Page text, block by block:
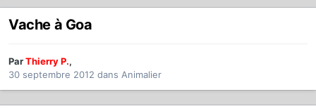
Vache à Goa
ParThierry P.,
30 septembre 2012 dans Animalier